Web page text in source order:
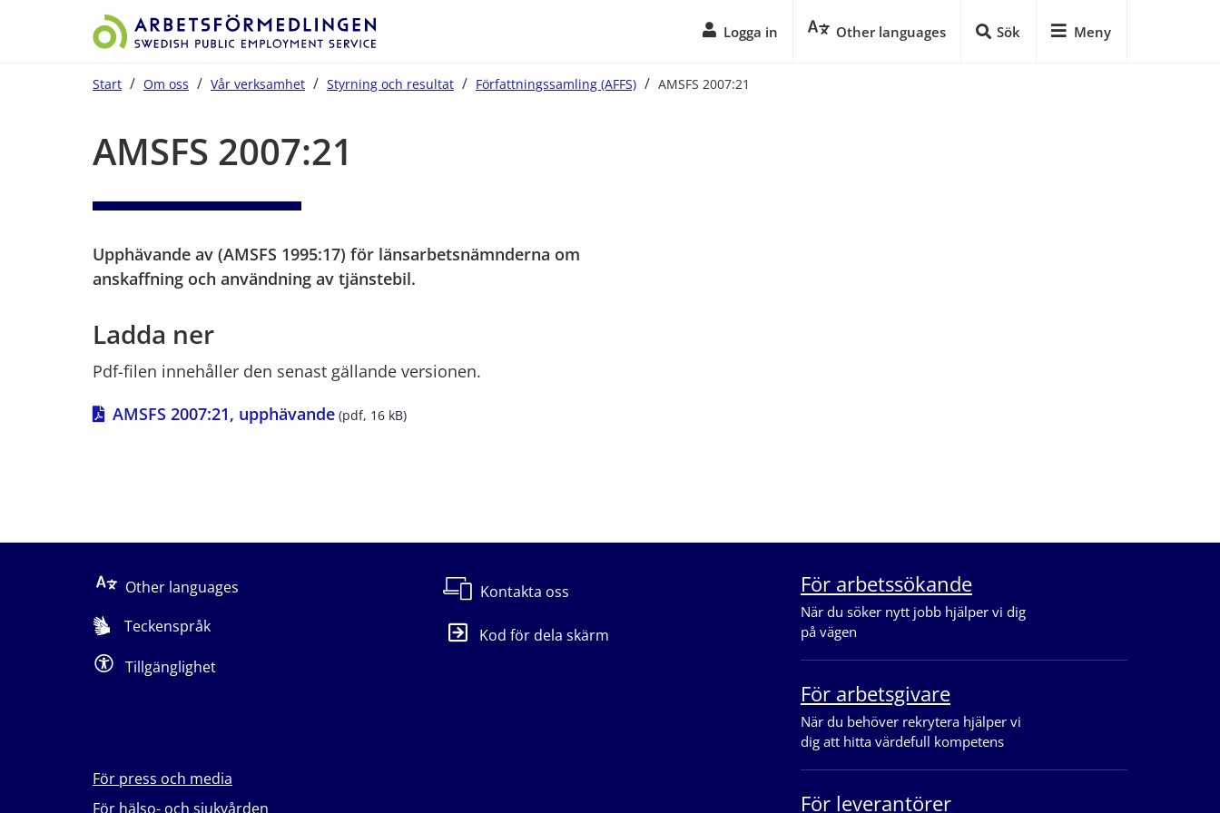
Logga in Other languages Sök Meny
Start / Om oss / Vår verksamhet / Styrning och resultat / Författningssamling (AFFS) / AMSFS 2007:21
AMSFS 2007:21
Upphävande av (AMSFS 1995:17) för länsarbetsnämnderna om
anskaffning och användning av tjänstebil.
Ladda ner
Pdf-filen innehåller den senast gällande versionen.
AMSFS 2007:21, upphävandepdf, 16 kB.
(pdf, 16 kB)
Other languages
Teckenspråk
Tillgänglighet
Kontakta oss
Kod för dela skärm
För press och media
För hälso- och sjukvården
För arbetssökande
När du söker nytt jobb hjälper vi dig
på vägen
För arbetsgivare
När du behöver rekrytera hjälper vi
dig att hitta värdefull kompetens
För leverantörer